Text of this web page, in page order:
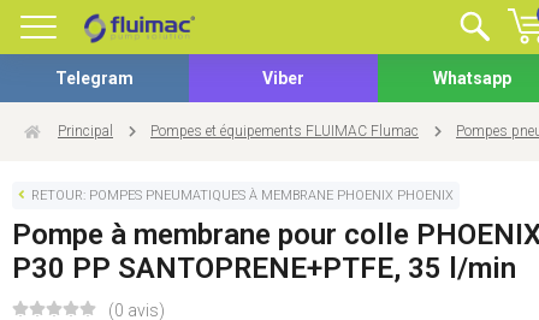
Telegram Viber Whatsapp
Principal Pompes et équipements FLUIMAC Flumac Pompes
RETOUR: POMPES PNEUMATIQUES À MEMBRANE PHOENIX PHOENIX
Pompe à membrane pour colle
P30 PP SANTOPRENE+PTFE, 35 l/min
(0 avis)